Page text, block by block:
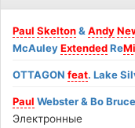
Paul Skelton&Andy
McAuleyExtendedRe
OTTAGONfeat. Lake
Paul Webster & Bo
Электронные